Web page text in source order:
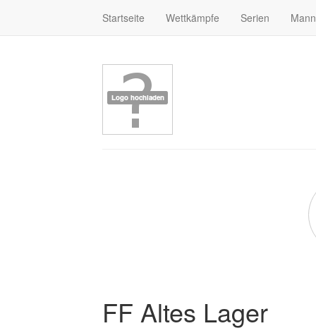
Startseite Wettkämpfe Serien
FF Altes Lager